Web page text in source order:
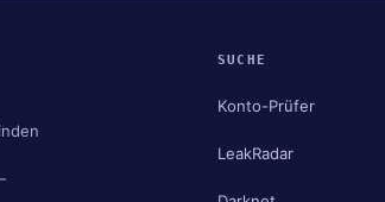
SUCHE
Konto-Prüfer
LeakRadar